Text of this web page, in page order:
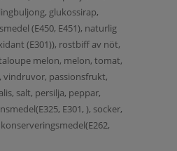
glukossirap,
(E450, E451), naturlig
(E301)), rostbiff av nöt,
melon, melon, tomat,
vindruvor, passionsfrukt,
salt, persilja, peppar,
E301, ), socker,